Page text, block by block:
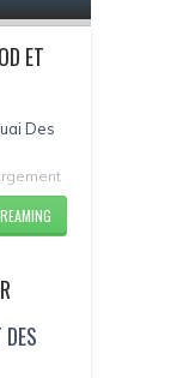
ET
Des